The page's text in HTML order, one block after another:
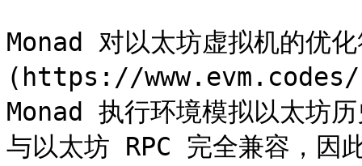
Monad 对以太坊虚拟机的优
(https://www.evm.codes/
Monad 执行环境模拟以太坊
与以太坊 RPC 完全兼容，因